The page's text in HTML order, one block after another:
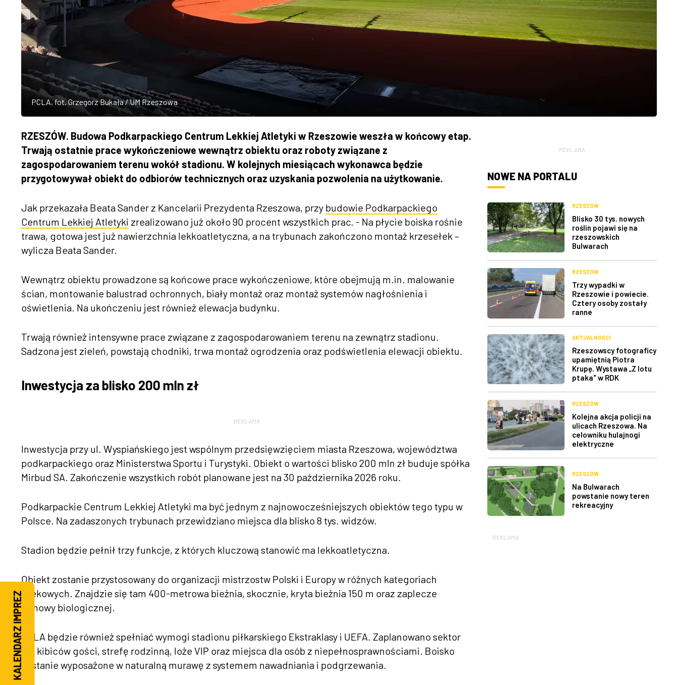
PCLA, fot. Grzegorz Bukała / UM Rzeszowa
RZESZÓW. Budowa Podkarpackiego Centrum Lekkiej Atletyki w Rzeszowie weszła w końcowy etap.
Trwają ostatnie prace wykończeniowe wewnątrz obiektu oraz roboty związane z
zagospodarowaniem terenu wokół stadionu. W kolejnych miesiącach wykonawca będzie
przygotowywał obiekt do odbiorów technicznych oraz uzyskania pozwolenia na użytkowanie.
Jak przekazała Beata Sander z Kancelarii Prezydenta Rzeszowa, przy budowie Podkarpackiego
Centrum Lekkiej Atletyki zrealizowano już około 90 procent wszystkich prac. - Na płycie boiska rośnie
trawa, gotowa jest już nawierzchnia lekkoatletyczna, a na trybunach zakończono montaż krzesełek –
wylicza Beata Sander.
Wewnątrz obiektu prowadzone są końcowe prace wykończeniowe, które obejmują m.in. malowanie
ścian, montowanie balustrad ochronnych, biały montaż oraz montaż systemów nagłośnienia i
oświetlenia. Na ukończeniu jest również elewacja budynku.
Trwają również intensywne prace związane z zagospodarowaniem terenu na zewnątrz stadionu.
Sadzona jest zieleń, powstają chodniki, trwa montaż ogrodzenia oraz podświetlenia elewacji obiektu.
Inwestycja za blisko 200 mln zł
REKLAMA
Inwestycja przy ul. Wyspiańskiego jest wspólnym przedsięwzięciem miasta Rzeszowa, województwa
podkarpackiego oraz Ministerstwa Sportu i Turystyki. Obiekt o wartości blisko 200 mln zł buduje spółka
Mirbud SA. Zakończenie wszystkich robót planowane jest na 30 października 2026 roku.
Podkarpackie Centrum Lekkiej Atletyki ma być jednym z najnowocześniejszych obiektów tego typu w
Polsce. Na zadaszonych trybunach przewidziano miejsca dla blisko 8 tys. widzów.
Stadion będzie pełnił trzy funkcje, z których kluczową stanowić ma lekkoatletyczna.
Obiekt zostanie przystosowany do organizacji mistrzostw Polski i Europy w różnych kategoriach
wiekowych. Znajdzie się tam 400-metrowa bieżnia, skocznie, kryta bieżnia 150 m oraz zaplecze
odnowy biologicznej.
PCLA będzie również spełniać wymogi stadionu piłkarskiego Ekstraklasy i UEFA. Zaplanowano sektor
dla kibiców gości, strefę rodzinną, loże VIP oraz miejsca dla osób z niepełnosprawnościami. Boisko
zostanie wyposażone w naturalną murawę z systemem nawadniania i podgrzewania.
REKLAMA
NOWE NA PORTALU
RZESZÓW
Blisko 30 tys. nowych
roślin pojawi się na
rzeszowskich
Bulwarach
RZESZÓW
Trzy wypadki w
Rzeszowie i powiecie.
Cztery osoby zostały
ranne
AKTUALNOŚCI
Rzeszowscy fotograficy
upamiętnią Piotra
Krupę. Wystawa „Z lotu
ptaka" w RDK
RZESZÓW
Kolejna akcja policji na
ulicach Rzeszowa. Na
celowniku hulajnogi
elektryczne
RZESZÓW
Na Bulwarach
powstanie nowy teren
rekreacyjny
REKLAMA
KALENDARZ IMPREZ